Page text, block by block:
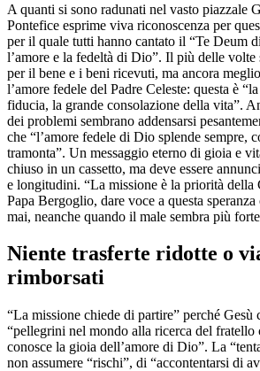
A quanti si sono radunati nel vasto piazzale
Pontefice esprime viva riconoscenza per
per il quale tutti hanno cantato il “Te Deum
l’amore e la fedeltà di Dio”. Il più delle volte
per il bene e i beni ricevuti, ma ancora
l’amore fedele del Padre Celeste: questa è
fiducia, la grande consolazione della vita”.
dei problemi sembrano addensarsi
che “l’amore fedele di Dio splende sempre,
tramonta”. Un messaggio eterno di gioia e
chiuso in un cassetto, ma deve essere
e longitudini. “La missione è la priorità della
Papa Bergoglio, dare voce a questa
mai, neanche quando il male sembra più
Niente trasferte ridotte o
rimborsati
“La missione chiede di partire” perché Gesù
“pellegrini nel mondo alla ricerca del fratello
conosce la gioia dell’amore di Dio”. La
non assumere “rischi”, di “accontentarsi di